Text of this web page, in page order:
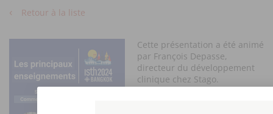
Retour à la liste
Cette présentation a été animé
par François Depasse,
directeur du développement
clinique chez Stago.